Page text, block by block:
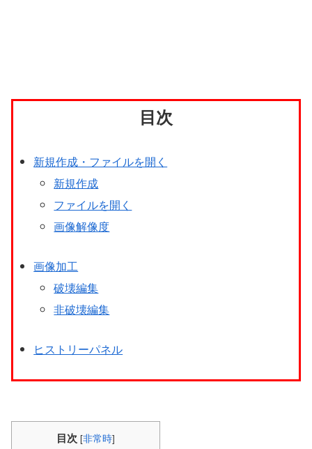
目次
新規作成・ファイルを開く
新規作成
ファイルを開く
画像解像度
画像加工
破壊編集
非破壊編集
ヒストリーパネル
目次 [非常時]